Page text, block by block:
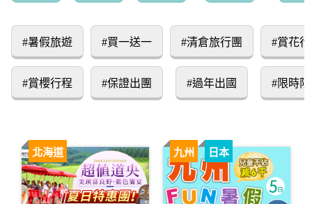
#暑假旅遊
#賞櫻行程
#買一送一
#保證出團
#清倉旅行團
#過年出國
#賞花
#限時
北海道 九州 日本